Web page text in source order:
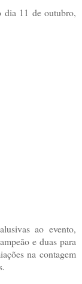
dia 11 de outubro,
ao evento,
e duas para
na contagem